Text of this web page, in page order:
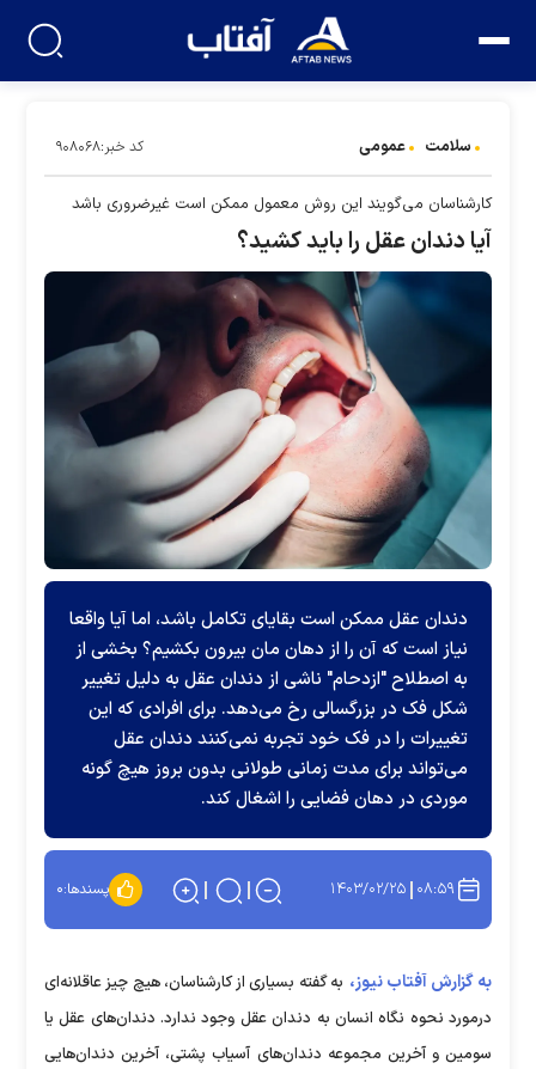
سلامت عمومی کد خبر:۹۰۸۰۶۸
کارشناسان می‌گویند این روش معمول ممکن است غیرضروری باشد
آیا دندان عقل را باید کشید؟
دندان عقل ممکن است بقایای تکامل باشد، اما آیا واقعا
نیاز است که آن را از دهان مان بیرون بکشیم؟ بخشی از
به اصطلاح "ازدحام" ناشی از دندان عقل به دلیل تغییر
شکل فک در بزرگسالی رخ می‌دهد. برای افرادی که این
تغییرات را در فک خود تجربه نمی‌کنند دندان عقل
می‌تواند برای مدت زمانی طولانی بدون بروز هیچ گونه
موردی در دهان فضایی را اشغال کند.
۰۸:۵۹ ۱۴۰۳/۰۲/۲۵ پسندها:۰
به گزارش آفتاب نیوز، به گفته بسیاری از کارشناسان، هیچ چیز عاقلانه‌ای
درمورد نحوه نگاه انسان به دندان عقل وجود ندارد. دندان‌های عقل یا
سومین و آخرین مجموعه دندان‌های آسیاب پشتی، آخرین دندان‌هایی